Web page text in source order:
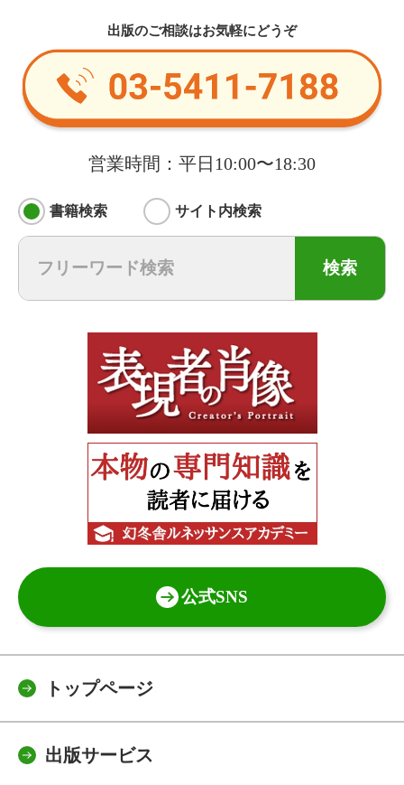
出版のご相談はお気軽にどうぞ
営業時間：平日10:00〜18:30
書籍検索 サイト内検索
検索
公式SNS
トップページ
出版サービス